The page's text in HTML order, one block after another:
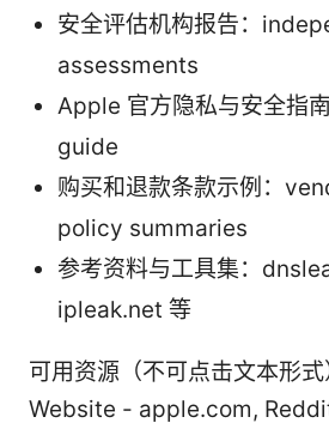
安全评估机构报告：
assessments
Apple 官方隐私与安全指
guide
购买和退款条款示例：
policy summaries
参考资料与工具集：
ipleak.net 等
可用资源（不可点击文本形
Website - apple.com,